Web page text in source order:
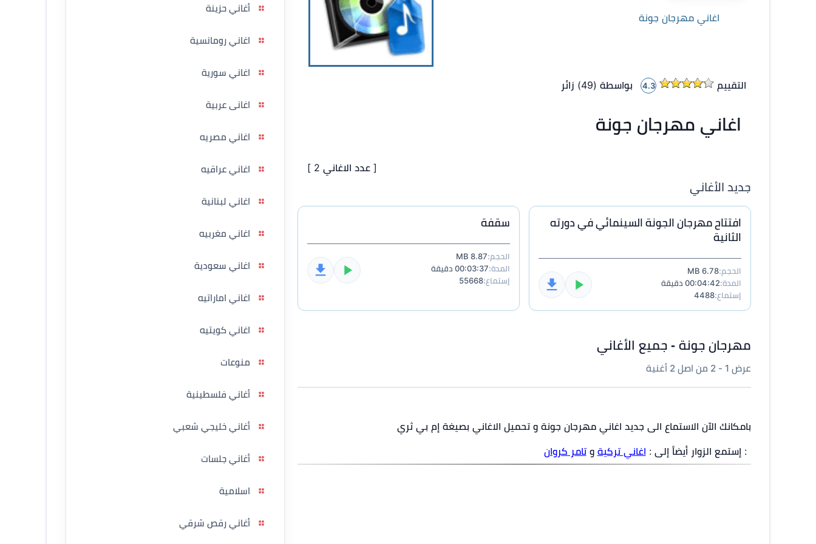
اغاني مهرجان جونة
التقييم 4.3 بواسطة (49
) زائر
اغاني مهرجان جونة
[ عدد الاغاني 2 ]
جديد الأغاني
افتتاح مهرجان الجونة السينمائي في دورته
الثانية
الحجم:6.78 MB
المدة:00:04:42 دقيقة
إستماع:4488
سقفة
الحجم:8.87 MB
المدة:00:03:37 دقيقة
إستماع:55668
مهرجان جونة - جميع الأغاني
عرض 1 - 2 من اصل 2 أغنية
بامكانك الآن الاستماع الى جديد اغاني مهرجان جونة و تحميل الاغاني بصيغة إم بي ثري
: إستمع الزوار أيضاً إلى : اغاني تركية وتامر كروان
أغاني حزينة
اغاني رومانسية
اغاني سورية
اغانى عربية
اغاني مصريه
اغاني عراقيه
اغاني لبنانية
اغاني مغربيه
اغاني سعودية
اغاني اماراتيه
اغاني كويتيه
منوعات
أغاني فلسطينية
أغاني خليجي شعبي
أغاني جلسات
اسلامية
أغاني رقص شرقي